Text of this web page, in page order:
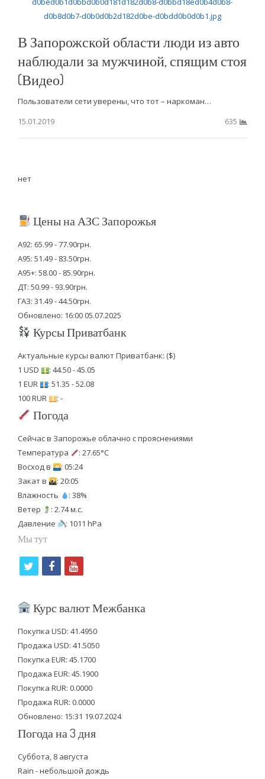
В Запорожской области люди из авто
наблюдали за мужчиной, спящим стоя
(Видео)
Пользователи сети уверены, что тот – наркоман…
15.01.2019
635
нет
Цены на АЗС Запорожья
А92: 65.99 - 77.90грн.
А95: 51.49 - 83.50грн.
А95+: 58.00 - 85.90грн.
ДТ: 50.99 - 93.90грн.
ГАЗ: 31.49 - 44.50грн.
Обновлено: 16:00 05.07.2025
Курсы Приватбанк
Актуальные курсы валют Приватбанк: ($)
1 USD
: 44.50 - 45.05
1 EUR
: 51.35 - 52.08
100 RUR
: -
Погода
Сейчас в Запорожье облачно с прояснениями
Температура
: 27.65°C
Восход в
: 05:24
Закат в
: 20:05
Влажность
: 38%
Ветер
: 2.74 м.с.
Давление
: 1011 hPa
Мы тут
i
t
e
r
f
c
b
o
o
k
y
u
u
b
e
Курс валют Межбанка
Покупка USD: 41.4950
Продажа USD: 41.5050
Покупка EUR: 45.1700
Продажа EUR: 45.1900
Покупка RUR: 0.0000
Продажа RUR: 0.0000
Обновлено: 15:31 19.07.2024
Погода на 3 дня
Суббота, 8 августа
Rain - небольшой дождь